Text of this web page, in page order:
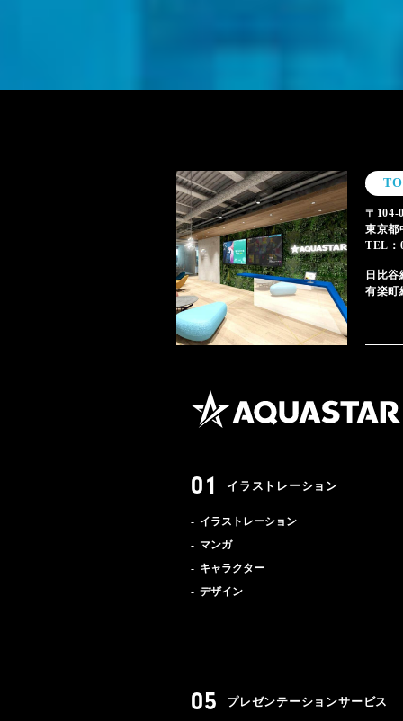
〒104-
東京都
TEL：
日比
有楽
イラストレーション
イラストレーション
マンガ
キャラクター
デザイン
プレゼンテーションサービス